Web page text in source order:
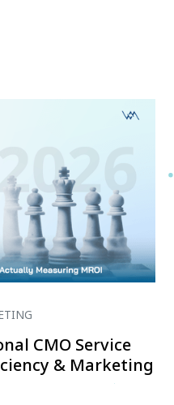
CMO Service
& Marketing